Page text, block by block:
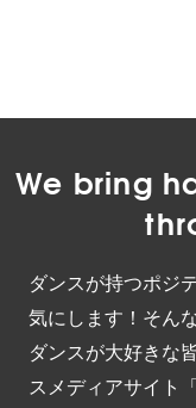
We bring
ダンスが持つポジ
気にします！そん
ダンスが大好きな
スメディアサイト